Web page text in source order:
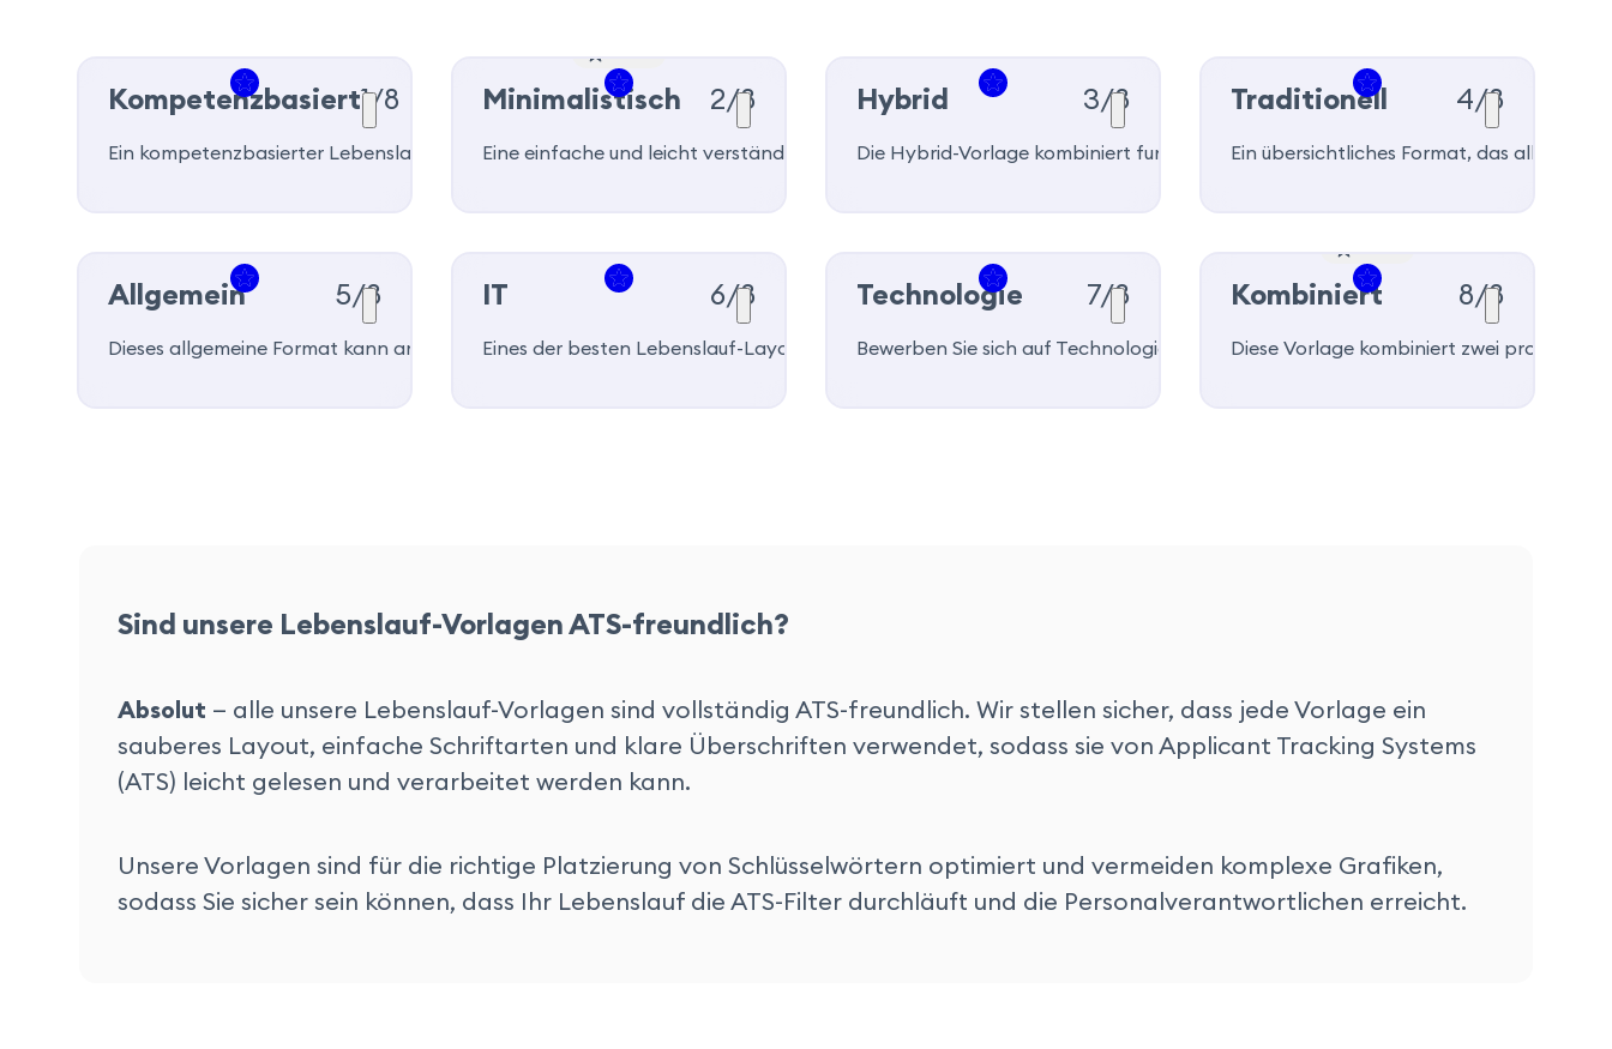
Kompetenzbasiert1/8
Ein kompetenzbasierter Lebenslauf, speziell für Jobsuchende, die eine berufliche Veränderung anstreben oder frische Absolventen sind.
Minimalistisch 2/8
Eine einfache und leicht verständliche Lebenslauf-Vorlage. Perfekt für konservative Branchen, die weniger auffällige
Hybrid 3/8
Die Hybrid-Vorlage kombiniert funktionale und umgekehrt-chronologische
Traditionell 4/8
Ein übersichtliches Format, das allen
Allgemein 5/8
Dieses allgemeine Format kann an Ihre Persönlichkeit und Fähigkeiten angepasst werden, um sich für Jobs in verschiedenen Branchen zu bewerben.
IT 6/8
Eines der besten Lebenslauf-Layouts, wenn Sie Ihre IT-Expertise präsentieren möchten.
Technologie 7/8
Bewerben Sie sich auf Technologie-Jobs und werden Sie mit dieser Lebenslauf-
Kombiniert 8/8
Diese Vorlage kombiniert zwei
Sind unsere Lebenslauf-Vorlagen ATS-freundlich?
Absolut — alle unsere Lebenslauf-Vorlagen sind vollständig ATS-freundlich. Wir stellen sicher, dass jede Vorlage ein
sauberes Layout, einfache Schriftarten und klare Überschriften verwendet, sodass sie von Applicant Tracking Systems
(ATS) leicht gelesen und verarbeitet werden kann.
Unsere Vorlagen sind für die richtige Platzierung von Schlüsselwörtern optimiert und vermeiden komplexe Grafiken,
sodass Sie sicher sein können, dass Ihr Lebenslauf die ATS-Filter durchläuft und die Personalverantwortlichen erreicht.